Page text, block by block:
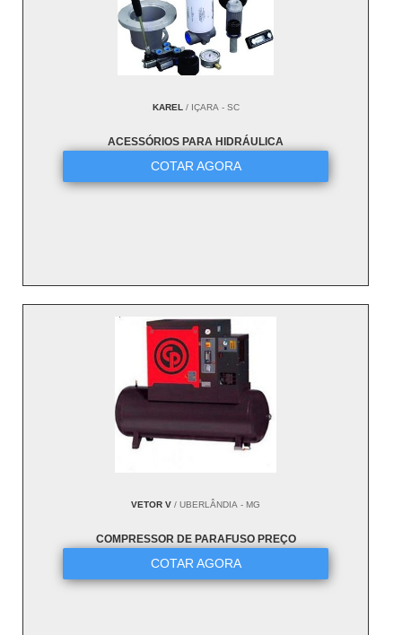
KAREL/ IÇARA - SC
ACESSÓRIOS PARA HIDRÁULICA
COTAR AGORA
VETOR V / UBERLÂNDIA - MG
COMPRESSOR DE PARAFUSO PREÇO
COTAR AGORA